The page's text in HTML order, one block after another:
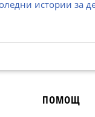
истории за
ПОМОЩ